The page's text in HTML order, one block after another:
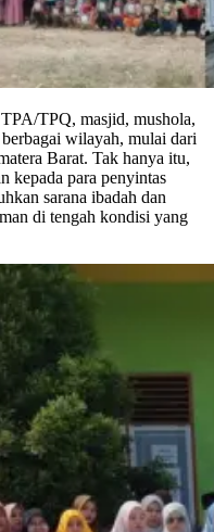
TPQ, masjid, mushola,
wilayah, mulai dari
Barat. Tak hanya itu,
kepada para penyintas
sarana ibadah dan
di tengah kondisi yang